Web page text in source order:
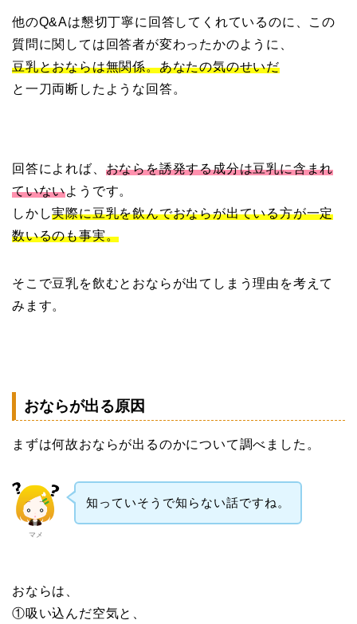
他のQ&Aは懇切丁寧に回答してくれているのに、この
質問に関しては回答者が変わったかのように、
豆乳とおならは無関係。あなたの気のせいだ
と一刀両断したような回答。
回答によれば、 おならを誘発する成分は豆乳に含まれ
ていないようです。
しかし実際に豆乳を飲んでおならが出ている方が一定
数いるのも事実。
そこで豆乳を飲むとおならが出てしまう理由を考えて
みます。
おならが出る原因
まずは何故おならが出るのかについて調べました。
マメ
知っていそうで知らない話ですね。
おならは、
①吸い込んだ空気と、